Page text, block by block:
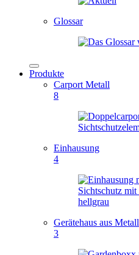
Glossar
Produkte
Carport Metall
8
Einhausung
4
Gerätehaus aus Metall
3